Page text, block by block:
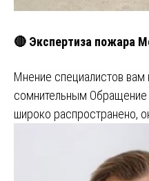
🔴 Экспертиза пожара
Мнение специалистов
сомнительным
широко распространено,